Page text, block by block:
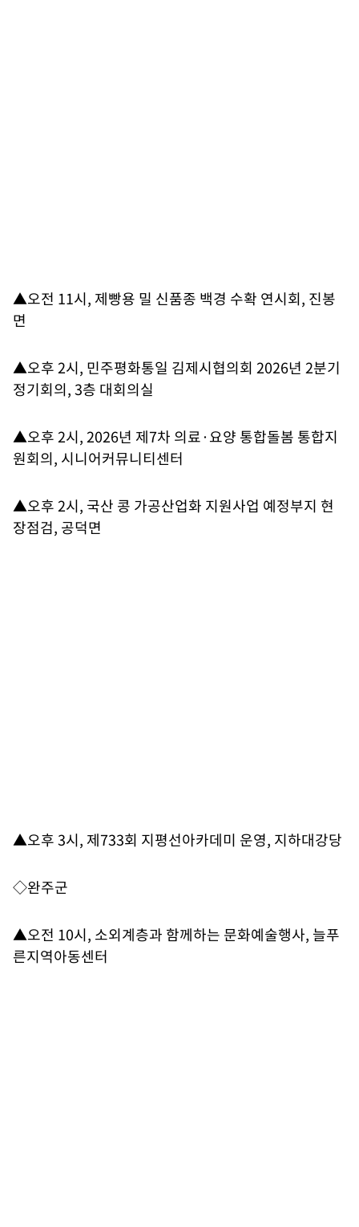
▲오전 11시, 제빵용 밀 신품종 백경 수확 연시회, 진봉
면
▲오후 2시, 민주평화통일 김제시협의회 2026년 2분기
정기회의, 3층 대회의실
▲오후 2시, 2026년 제7차 의료·요양 통합돌봄 통합지
원회의, 시니어커뮤니티센터
▲오후 2시, 국산 콩 가공산업화 지원사업 예정부지 현
장점검, 공덕면
▲오후 3시, 제733회 지평선아카데미 운영, 지하대강당
◇완주군
▲오전 10시, 소외계층과 함께하는 문화예술행사, 늘푸
른지역아동센터